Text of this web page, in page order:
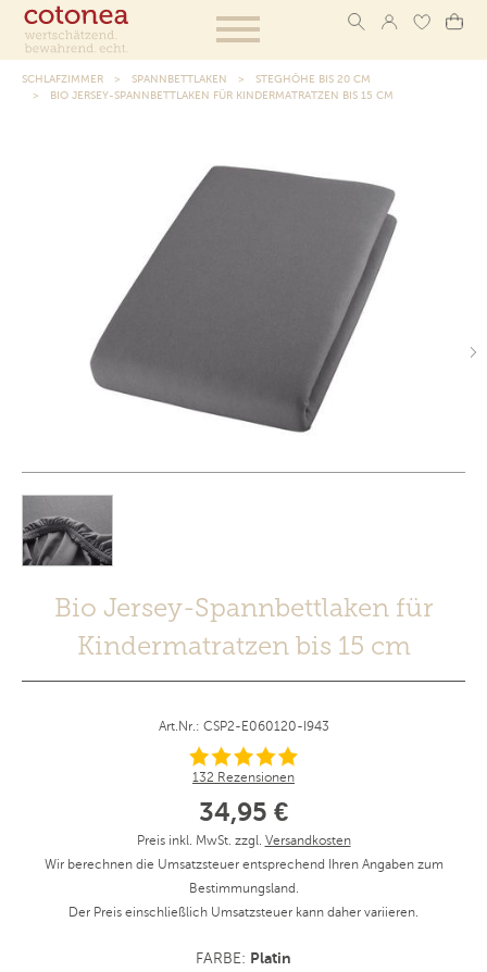
SCHLAFZIMMER SPANNBETTLAKEN
STEGHÖHE BIS 20 CM
BIO JERSEY-SPANNBETTLAKEN FÜR KINDERMATRATZEN BIS 15 CM
Bio Jersey-Spannbettlaken für
Kindermatratzen bis 15 cm
Art.Nr.: CSP2-E060120-I943
132 Rezensionen
34,95 €
Preis inkl. MwSt. zzgl. Versandkosten
Wir berechnen die Umsatzsteuer entsprechend Ihren Angaben zum
Bestimmungsland.
Der Preis einschließlich Umsatzsteuer kann daher variieren.
FARBE: Platin